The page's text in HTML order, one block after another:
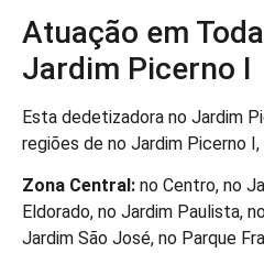
Atuação em
Jardim Picerno I
Esta dedetizadora no Jardim
regiões de no Jardim Picerno
Zona Central: no Centro, no
Eldorado, no Jardim Paulista,
Jardim São José, no Parque